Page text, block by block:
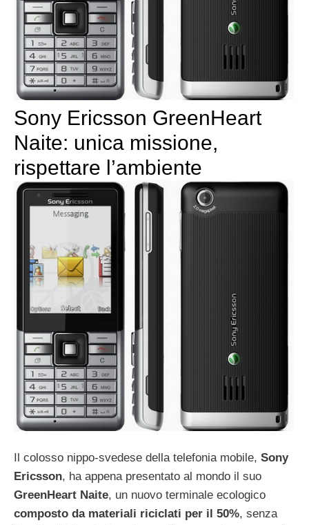
Sony Ericsson GreenHeart
Naite: unica missione,
rispettare l’ambiente
Il colosso nippo-svedese della telefonia mobile, Sony
Ericsson, ha appena presentato al mondo il suo
GreenHeart Naite, un nuovo terminale ecologico
composto da materiali riciclati per il 50%, senza